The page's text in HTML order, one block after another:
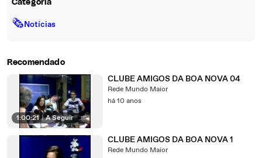
Categoria
🗞Notícias
Recomendado
1:00:21 | A Seguir
CLUBE AMIGOS DA BOA NOVA 04
Rede Mundo Maior
há 10 anos
CLUBE AMIGOS DA BOA NOVA 1
Rede Mundo Maior